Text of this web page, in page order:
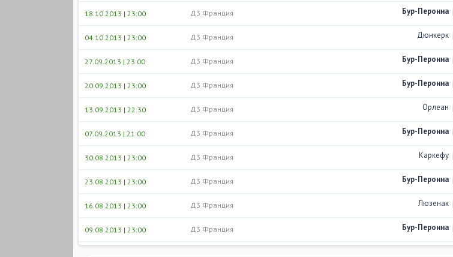
18.10.2013 | 23:00 Д3 Франция Бур-Перонна
04.10.2013 | 23:00 Д3 Франция Дюнкерк
27.09.2013 | 23:00 Д3 Франция Бур-Перонна
20.09.2013 | 23:00 Д3 Франция Бур-Перонна
13.09.2013 | 22:30 Д3 Франция Орлеан
07.09.2013 | 21:00 Д3 Франция Бур-Перонна
30.08.2013 | 23:00 Д3 Франция Каркефу
23.08.2013 | 23:00 Д3 Франция Бур-Перонна
16.08.2013 | 23:00 Д3 Франция Люзенак
09.08.2013 | 23:00 Д3 Франция Бур-Перонна